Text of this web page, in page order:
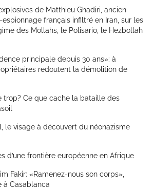
de Matthieu Ghadiri, ancien
français infiltré en Iran, sur les
des Mollahs, le Polisario, le Hezbollah
principale depuis 30 ans»: à
redoutent la démolition de
trop? Ce que cache la bataille des
le visage à découvert du néonazisme
d’une frontière européenne en Afrique
Fakir: «Ramenez-nous son corps»,
à Casablanca